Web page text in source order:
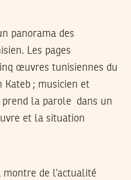
panorama des
Les pages
œuvres tunisiennes du
Kateb ; musicien et
prend la parole dans un
et la situation
de l’actualité